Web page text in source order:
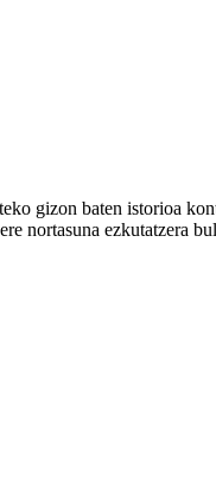
gizon baten istorioa
nortasuna ezkutatzera